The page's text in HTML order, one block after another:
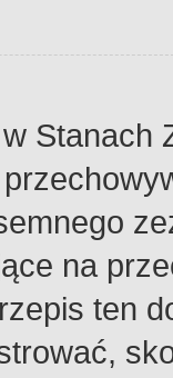
Stanach
na
ten